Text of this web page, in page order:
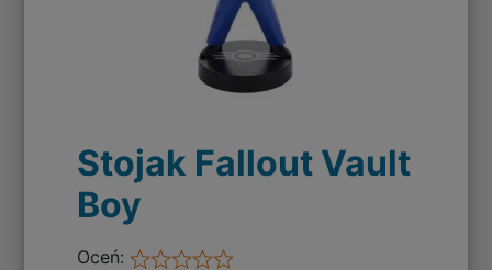
Stojak Fallout Vault
Boy
Oceń: